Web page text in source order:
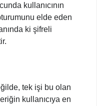
kullanıcının
elde eden
ki şifreli
tek işi bu olan
kullanıcıya en